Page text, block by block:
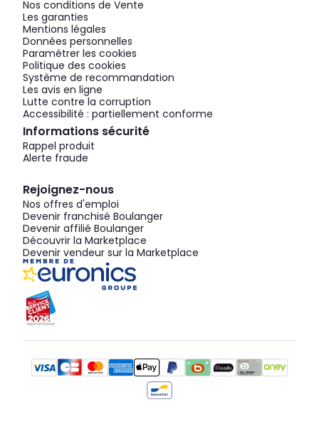
Nos conditions de Vente
Les garanties
Mentions légales
Données personnelles
Paramétrer les cookies
Politique des cookies
Système de recommandation
Les avis en ligne
Lutte contre la corruption
Accessibilité : partiellement conforme
Informations sécurité
Rappel produit
Alerte fraude
Rejoignez-nous
Nos offres d'emploi
Devenir franchisé Boulanger
Devenir affilié Boulanger
Découvrir la Marketplace
Devenir vendeur sur la Marketplace